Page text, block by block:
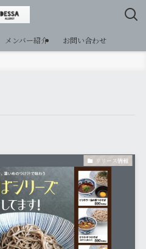
メンバー紹介 お問い合わせ
リリース情報